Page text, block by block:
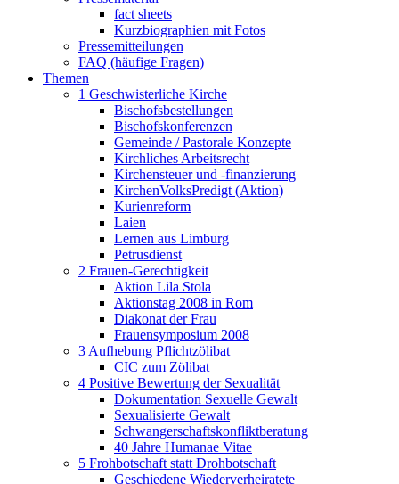
fact sheets
Kurzbiographien mit Fotos
Pressemitteilungen
FAQ (häufige Fragen)
Themen
1 Geschwisterliche Kirche
Bischofsbestellungen
Bischofskonferenzen
Gemeinde / Pastorale Konzepte
Kirchliches Arbeitsrecht
Kirchensteuer und -finanzierung
KirchenVolksPredigt (Aktion)
Kurienreform
Laien
Lernen aus Limburg
Petrusdienst
2 Frauen-Gerechtigkeit
Aktion Lila Stola
Aktionstag 2008 in Rom
Diakonat der Frau
Frauensymposium 2008
3 Aufhebung Pflichtzölibat
CIC zum Zölibat
4 Positive Bewertung der Sexualität
Dokumentation Sexuelle Gewalt
Sexualisierte Gewalt
Schwangerschaftskonfliktberatung
40 Jahre Humanae Vitae
5 Frohbotschaft statt Drohbotschaft
Geschiedene Wiederverheiratete